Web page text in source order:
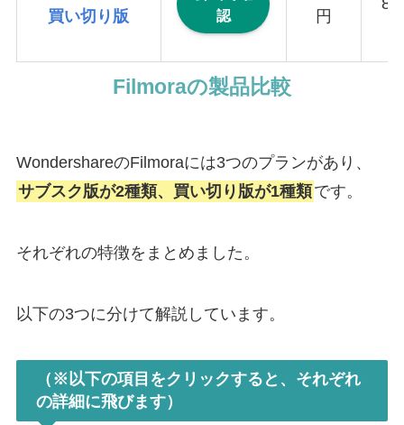
買い切り版
認
円
Filmoraの製品比較
WondershareのFilmoraには3つのプランがあり、
サブスク版が2種類、買い切り版が1種類です。
それぞれの特徴をまとめました。
以下の3つに分けて解説しています。
（※以下の項目をクリックすると、それぞれ
の詳細に飛びます）